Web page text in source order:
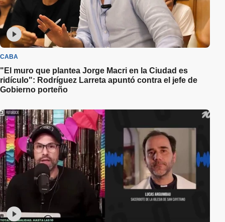
CABA
"El muro que plantea Jorge Macri en la Ciudad es
ridículo": Rodríguez Larreta apuntó contra el jefe de
Gobierno porteño